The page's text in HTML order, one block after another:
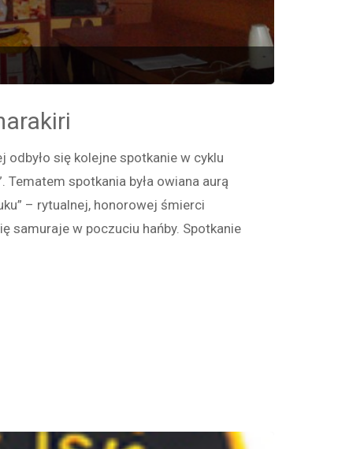
się kolejne spotkanie w cyklu
Tematem spotkania była owiana aurą
– rytualnej, honorowej śmierci
samuraje w poczuciu hańby. Spotkanie